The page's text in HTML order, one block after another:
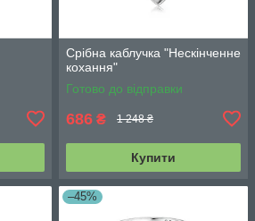
Срібна каблучка "Нескінченне
кохання"
Готово до відправки
686 ₴ 1 248 ₴
Купити
–45%